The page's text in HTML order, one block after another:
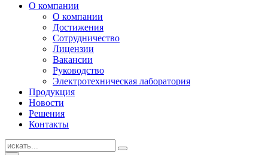
О компании
О компании
Достижения
Сотрудничество
Лицензии
Вакансии
Руководство
Электротехническая лаборатория
Продукция
Новости
Решения
Контакты